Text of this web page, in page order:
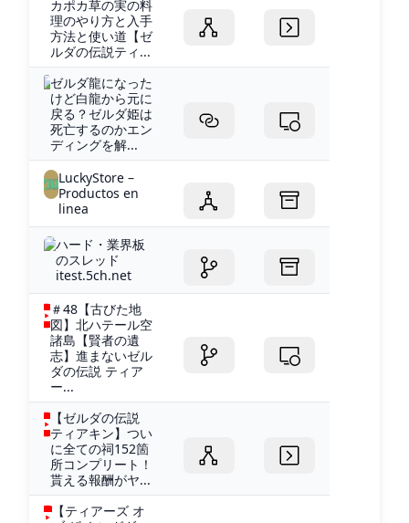
カポカ草の実の料
理のやり方と入手
方法と使い道【ゼ
ルダの伝説ティ...
ゼルダ龍になった
けど白龍から元に
戻る？ゼルダ姫は
死亡するのかエン
ディングを解...
LuckyStore –
Productos en
linea
ハード・業界板
のスレッド
itest.5ch.net
＃48【古びた地
図】北ハテール空
諸島【賢者の遺
志】進まないゼル
ダの伝説 ティア
ー...
【ゼルダの伝説
ティアキン】つい
に全ての祠152箇
所コンプリート！
貰える報酬がヤ...
【ティアーズ オ